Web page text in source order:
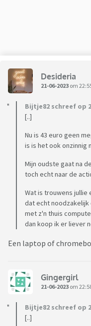
het enorme aantal
de Hema,
kunnen het wel betalen
scholieren echt zoveel
schoolagenda snap ik,
zegt dochter dat ze
gewoon nodig is.
Wat (zouden jullie)
gebruiken jullie
Groetjes!
Desideria
21-06-2023 om
Bijtje82 schreef op
[..]
Nu is 43 euro geen
is is het ook onzinnig
Mijn oudste gaat na
toch echt naar de
Wat is trouwens jullie
dat echt
met z'n thuis
dan koop ik er liever
Een laptop of
Gingergirl
21-06-2023 om
Bijtje82 schreef op
[..]